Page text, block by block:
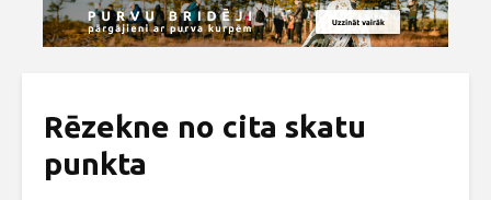
Rēzekne no cita skatu
punkta